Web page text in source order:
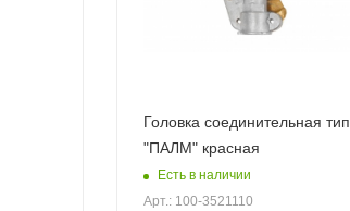
Головка соединительная тип
"ПАЛМ" красная
Есть в наличии
Арт.: 100-3521110